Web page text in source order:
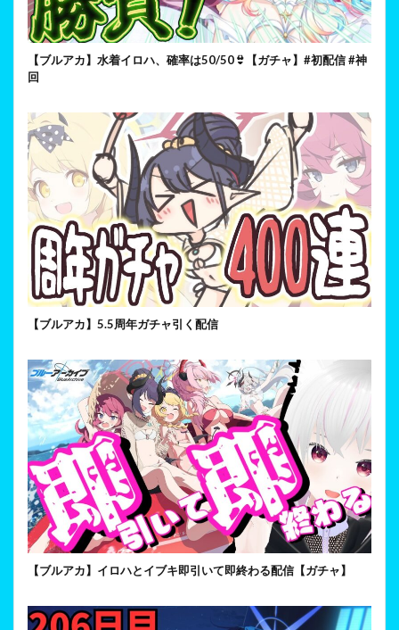
【ブルアカ】水着イロハ、確率は50/50👙【ガチャ】#初配信 #神
回
【ブルアカ】5.5周年ガチャ引く配信
【ブルアカ】イロハとイブキ即引いて即終わる配信【ガチャ】